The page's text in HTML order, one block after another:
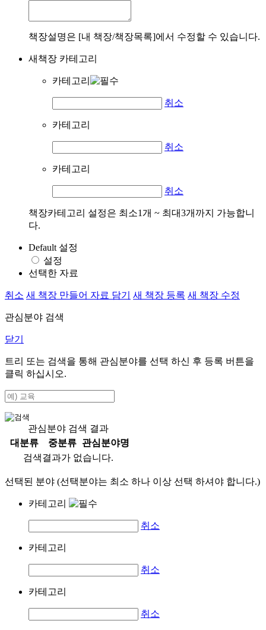
책장설명은 [내 책장/책장목록]에서 수정할 수 있습니다.
새책장 카테고리
카테고리
취소
카테고리
취소
카테고리
취소
책장카테고리 설정은 최소1개 ~ 최대3개까지 가능합니
다.
Default 설정
설정
선택한 자료
취소 새 책장 만들어 자료 담기 새 책장 등록 새 책장 수정
관심분야 검색
닫기
트리 또는 검색을 통해 관심분야를 선택 하신 후 등록 버튼을
클릭 하십시오.
관심분야 검색 결과
대분류
중분류
관심분야명
검색결과가 없습니다.
선택된 분야 (선택분야는 최소 하나 이상 선택 하셔야 합니다.)
카테고리
취소
카테고리
취소
카테고리
취소